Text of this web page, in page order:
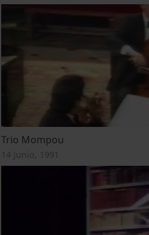
Trio Mompou
14 Junio, 1991